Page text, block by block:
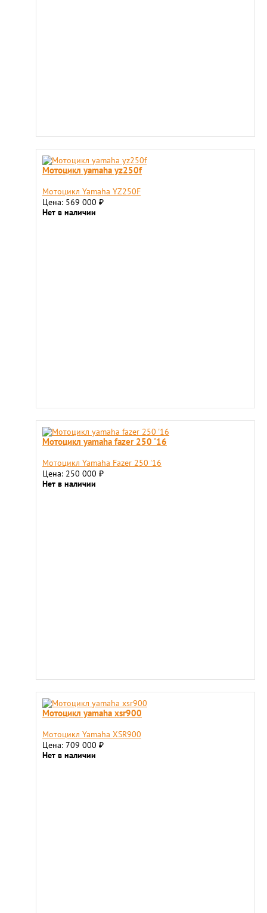
Мотоцикл yamaha yz250f
Мотоцикл Yamaha YZ250F
Цена: 569 000 ₽
Нет в наличии
Мотоцикл yamaha fazer 250 '16
Мотоцикл Yamaha Fazer 250 '16
Цена: 250 000 ₽
Нет в наличии
Мотоцикл yamaha xsr900
Мотоцикл Yamaha XSR900
Цена: 709 000 ₽
Нет в наличии